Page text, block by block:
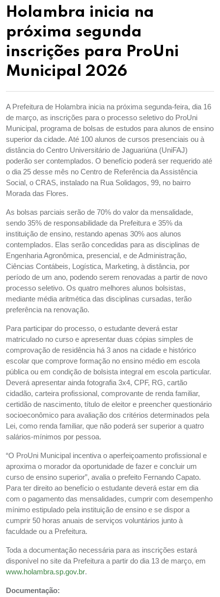
Holambra inicia na
próxima segunda
inscrições para ProUni
Municipal 2026
A Prefeitura de Holambra inicia na próxima segunda-feira, dia 16
de março, as inscrições para o processo seletivo do ProUni
Municipal, programa de bolsas de estudos para alunos de ensino
superior da cidade. Até 100 alunos de cursos presenciais ou à
distância do Centro Universitário de Jaguariúna (UniFAJ)
poderão ser contemplados. O benefício poderá ser requerido até
o dia 25 desse mês no Centro de Referência da Assistência
Social, o CRAS, instalado na Rua Solidagos, 99, no bairro
Morada das Flores.
As bolsas parciais serão de 70% do valor da mensalidade,
sendo 35% de responsabilidade da Prefeitura e 35% da
instituição de ensino, restando apenas 30% aos alunos
contemplados. Elas serão concedidas para as disciplinas de
Engenharia Agronômica, presencial, e de Administração,
Ciências Contábeis, Logística, Marketing, à distância, por
período de um ano, podendo serem renovadas a partir de novo
processo seletivo. Os quatro melhores alunos bolsistas,
mediante média aritmética das disciplinas cursadas, terão
preferência na renovação.
Para participar do processo, o estudante deverá estar
matriculado no curso e apresentar duas cópias simples de
comprovação de residência há 3 anos na cidade e histórico
escolar que comprove formação no ensino médio em escola
pública ou em condição de bolsista integral em escola particular.
Deverá apresentar ainda fotografia 3x4, CPF, RG, cartão
cidadão, carteira profissional, comprovante de renda familiar,
certidão de nascimento, título de eleitor e preencher questionário
socioeconômico para avaliação dos critérios determinados pela
Lei, como renda familiar, que não poderá ser superior a quatro
salários-mínimos por pessoa.
“O ProUni Municipal incentiva o aperfeiçoamento profissional e
aproxima o morador da oportunidade de fazer e concluir um
curso de ensino superior”, avalia o prefeito Fernando Capato.
Para ter direito ao benefício o estudante deverá estar em dia
com o pagamento das mensalidades, cumprir com desempenho
mínimo estipulado pela instituição de ensino e se dispor a
cumprir 50 horas anuais de serviços voluntários junto à
faculdade ou a Prefeitura.
Toda a documentação necessária para as inscrições estará
disponível no site da Prefeitura a partir do dia 13 de março, em
www.holambra.sp.gov.br.
Documentação: